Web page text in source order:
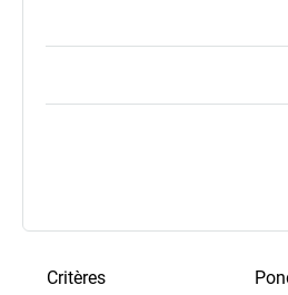
Critères